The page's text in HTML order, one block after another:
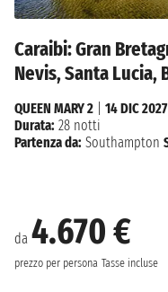
Caraibi: Gran
Nevis, Santa Lucia,
da 4.670 €
prezzo per persona Tasse incluse
QUEEN MARY 2
14 DIC 2027
Durata: 28 notti
Partenza da: Southampton